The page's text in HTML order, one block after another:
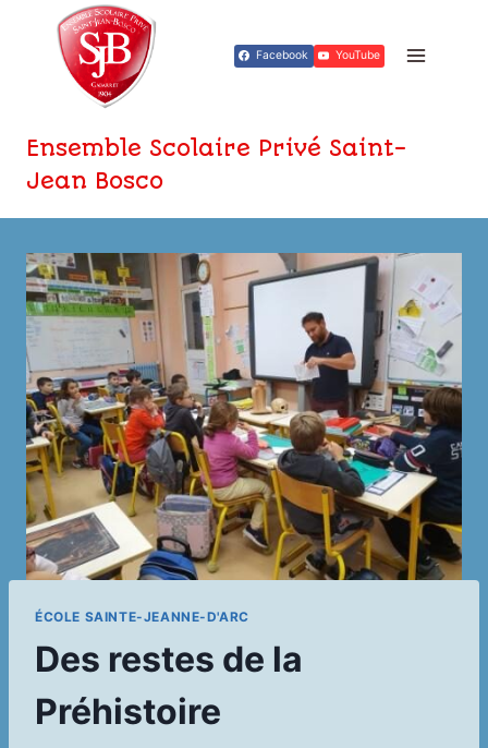
contenu
Facebook YouTube
Ensemble Scolaire Privé Saint-
Jean Bosco
ÉCOLE SAINTE-JEANNE-D'ARC
Des restes de la
Préhistoire